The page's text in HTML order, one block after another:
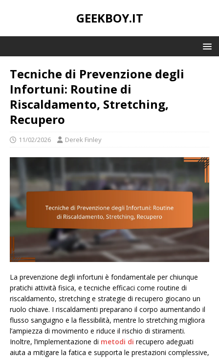
GEEKBOY.IT
Tecniche di Prevenzione degli
Infortuni: Routine di
Riscaldamento, Stretching,
Recupero
11/02/2026 Derek Finley
La prevenzione degli infortuni è fondamentale per chiunque
pratichi attività fisica, e tecniche efficaci come routine di
riscaldamento, stretching e strategie di recupero giocano un
ruolo chiave. I riscaldamenti preparano il corpo aumentando il
flusso sanguigno e la flessibilità, mentre lo stretching migliora
l’ampiezza di movimento e riduce il rischio di stiramenti.
Inoltre, l’implementazione di metodi di recupero adeguati
aiuta a mitigare la fatica e supporta le prestazioni complessive,